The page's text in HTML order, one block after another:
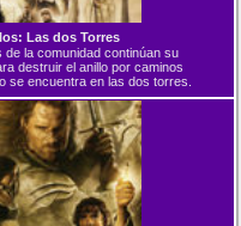
Las dos Torres
de la comunidad continúan su
destruir el anillo por caminos
se encuentra en las dos torres.